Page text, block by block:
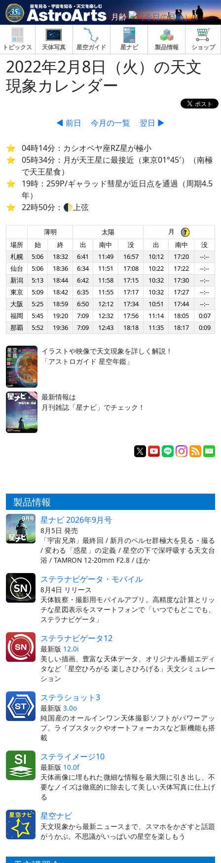
月齢
トピックス 天体写真 星空ガイド 星ナビ 製品情報 ショップ
2022年2月8日（火）の天文
現象カレンダー
◀ 前日 今月の一覧 翌日 ▶
04時14分：カシオペヤ座RZ星が極小
05時34分：月が天王星に最接近（東京01°45′）（南極
で天王星食）
19時：259P/ギャラッド彗星が近日点を通過（周期4.5
年）
22時50分：🌓上弦
薄明 太陽
月
場所
始 終 出 南中 没 出 南中
没
札幌
5:06 18:32 6:41 11:49 16:57 10:12 17:20
--:--
仙台
5:06 18:36 6:34 11:51 17:08 10:22 17:22
--:--
新潟
5:13 18:44 6:42 11:58 17:15 10:32 17:30
--:--
東京
5:09 18:42 6:35 11:55 17:17 10:32 17:27
--:--
大阪
5:25 18:59 6:50 12:12 17:34 10:51 17:44
--:--
福岡
5:45 19:20 7:09 12:32 17:56 11:14 18:05
0:07
那覇
5:52 19:36 7:09 12:43 18:18 11:35 18:17 0:09
イラストや映像で天文現象を詳しく解説！
「アストロガイド 星空年鑑」
最新情報は
月刊雑誌「星ナビ」でチェック！
製品情報
星ナビ 2026年9月号
8月5日 発売
「宇宙兄弟」最終回 / 新月のペルセ群極大を見る・撮る
/ 変わる「惑星」の定義 / 星空の下で深呼吸する天文台
浴 / TAMRON 12-20mm F2.8 / ほか
ステラナビゲータ・モバイル
8月4日 リリース
天体観察・撮影用モバイルアプリ。高精度な計算とリッ
チな星図表示をスマートフォンで「いつでもどこでも、
ステラナビゲータ」
ステラナビゲータ12
最新版 12.0i
美しい描画、豊富な天体データ、オリジナル番組エディ
タなど「星空ひろがる 楽しさひろげる」天文シミュレー
ション
ステラショット3
最新版 3.0o
純国産のオールインワン天体撮影ソフトがパワーアッ
プ。ライブスタックやオートフォーカスなど新機能も搭
載
ステライメージ10
最新版 10.0f
天体画像に埋もれた微細な情報を最大限に引き出し、不
要なノイズは徹底的に除去して美しい天体写真に仕上げ
る
星空ナビ
天文現象から最新ニュースまで、スマホをかざすと話題
がうかぶ。不思議がいっぱいの星空を楽しもう